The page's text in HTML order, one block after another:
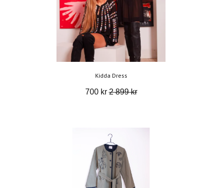
Kidda Dress
700 kr2 899 kr